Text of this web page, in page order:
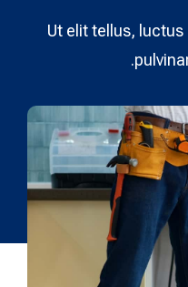
Ut elit tellus,